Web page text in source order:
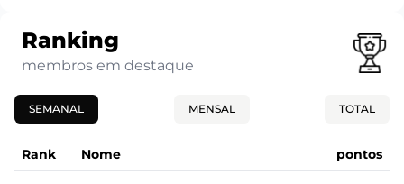
Ranking
membros em destaque
SEMANAL MENSAL TOTAL
Rank Nome pontos